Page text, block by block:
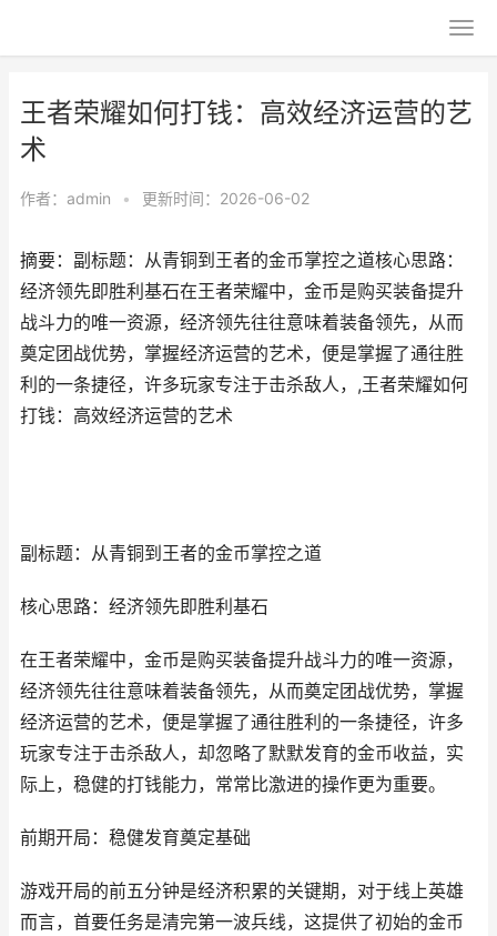
王者荣耀如何打钱：高效经济运营的艺
术
作者： admin • 更新时间：2026-06-02
摘要：副标题：从青铜到王者的金币掌控之道核心思路：
经济领先即胜利基石在王者荣耀中，金币是购买装备提升
战斗力的唯一资源，经济领先往往意味着装备领先，从而
奠定团战优势，掌握经济运营的艺术，便是掌握了通往胜
利的一条捷径，许多玩家专注于击杀敌人，,王者荣耀如何
打钱：高效经济运营的艺术
副标题：从青铜到王者的金币掌控之道
核心思路：经济领先即胜利基石
在王者荣耀中，金币是购买装备提升战斗力的唯一资源，
经济领先往往意味着装备领先，从而奠定团战优势，掌握
经济运营的艺术，便是掌握了通往胜利的一条捷径，许多
玩家专注于击杀敌人，却忽略了默默发育的金币收益，实
际上，稳健的打钱能力，常常比激进的操作更为重要。
前期开局：稳健发育奠定基础
游戏开局的前五分钟是经济积累的关键期，对于线上英雄
而言，首要任务是清完第一波兵线，这提供了初始的金币